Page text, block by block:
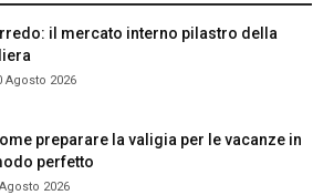
il mercato interno pilastro della
Agosto 2026
preparare la valigia per le vacanze in
perfetto
2026